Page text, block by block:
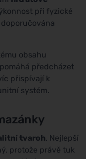
při fyzické
obsahu
předcházet
přispívají k
systém.
tvaroh. Nejlepší
protože právě tuk